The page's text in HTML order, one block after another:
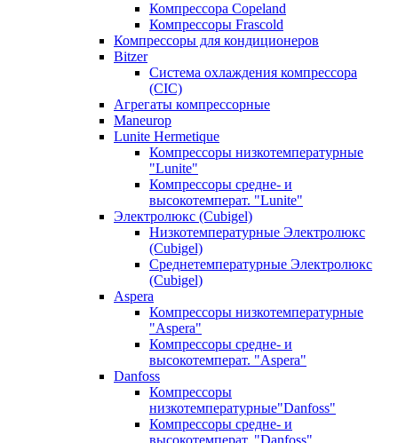
Компрессора Copeland
Компрессоры Frascold
Компрессоры для кондиционеров
Bitzer
Система охлаждения компрессора
(CIC)
Агрегаты компрессорные
Maneurop
Lunite Hermetique
Компрессоры низкотемпературные
"Lunite"
Компрессоры средне- и
высокотемперат. "Lunite"
Электролюкс (Cubigel)
Низкотемпературные Электролюкс
(Cubigel)
Среднетемпературные Электролюкс
(Cubigel)
Aspera
Компрессоры низкотемпературные
"Aspera"
Компрессоры средне- и
высокотемперат. "Aspera"
Danfoss
Компрессоры
низкотемпературные"Danfoss"
Компрессоры средне- и